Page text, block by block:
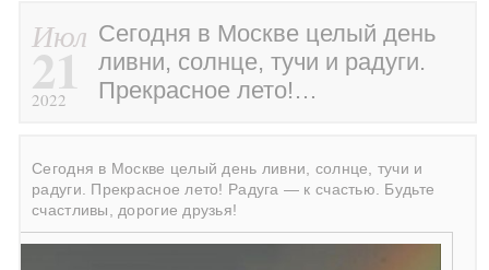
Июл
21
2022
Сегодня в Москве целый день
ливни, солнце, тучи и радуги.
Прекрасное лето!…
Сегодня в Москве целый день ливни, солнце, тучи и
радуги. Прекрасное лето! Радуга — к счастью. Будьте
счастливы, дорогие друзья!